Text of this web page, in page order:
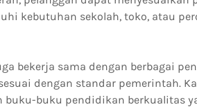
kebutuhan sekolah, toko, atau
bekerja sama dengan berbagai
dengan standar pemerintah.
buku-buku pendidikan berkualitas